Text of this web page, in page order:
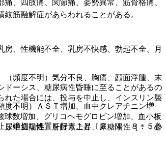
、四肢痛、関節痛、姿勢異常、筋骨格痛、
、性機能不全、乳房不快感、勃起不全、月
頻度不明）気分不良、胸痛、顔面浮腫、末
不明）ＡＳＴ増加、血中クレアチニン増
数増加、グリコヘモグロビン増加、血小板
中血陽性、肝酵素上昇、尿糖陽性［＊：心
筋融解症があらわれることがある。
ーシス、糖尿病性昏睡に至ることがあるの
た場合には、投与を中止し、インスリン製
適切な処置を行うこと〔８．４、８．５参